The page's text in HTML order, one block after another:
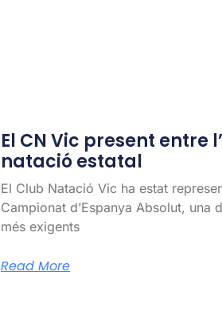
El CN Vic present entre
natació estatal
El Club Natació Vic ha estat
Campionat d’Espanya Absolut, una
més exigents
Read More